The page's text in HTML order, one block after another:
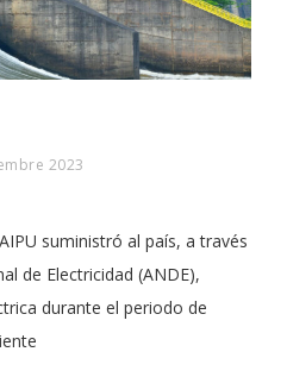
2023
suministró al país, a través
de Electricidad (ANDE),
durante el periodo de